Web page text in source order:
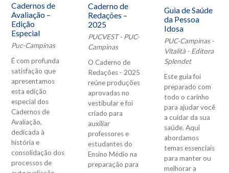
Cadernos de
Avaliação –
Edição
Especial
Puc-Campinas
É com profunda
satisfação que
apresentamos
esta edição
especial dos
Cadernos de
Avaliação,
dedicada à
história e
consolidação dos
processos de
Caderno de
Redações –
2025
PUCVEST - PUC-
Campinas
O Caderno de
Redações - 2025
reúne produções
aprovadas no
vestibular e foi
criado para
auxiliar
professores e
estudantes do
Ensino Médio na
preparação para
Guia de Saúde
da Pessoa
Idosa
PUC-Campinas -
Vitalità - Editora
Splendet
Este guia foi
preparado com
todo o carinho
para ajudar você
a cuidar da sua
saúde. Aqui
abordamos
temas essenciais
para manter ou
melhorar a